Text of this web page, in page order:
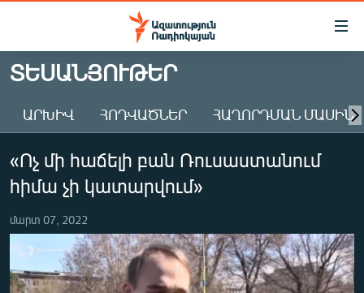
Մատչելիության
Անցնել
հիմնական
Անցնել
հիմնական
մենյուին
Որոնում
ԱԶԱՏՈՒԹՅՈՒՆ TV
ՀԱՅԱՍՏԱՆ
ԸՆՏՐՈՒԹՅՈՒՆՆԵՐ 2026
ԻՐԱՎՈՒՆՔ
ՀԱՍԱՐԱԿՈՒԹՅՈՒՆ
ՏՆՏԵՍՈՒԹՅՈՒՆ
ՂԱՐԱԲԱՂ
ՏԵՍԱՆՅՈՒԹԵՐ
ԱՐԽԻՎ ՀՈԴՎԱԾՆԵՐ ՀԱՂՈՐԴՄԱՆ ՄԱՍԻՆ
«Ոչ մի հաճելի բան Ռուսաստանում
հիմա չի կատարվում»
մարտ 07, 2022